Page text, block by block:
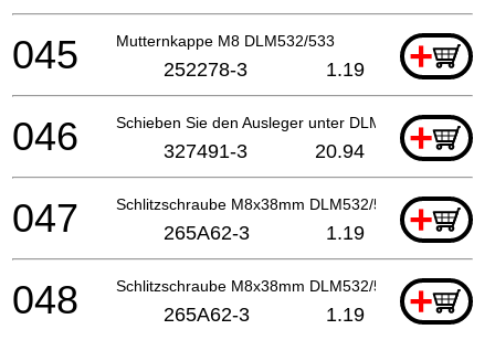
Mutternkappe M8 DLM532/533 +
045 252278-3 1.19
Schieben Sie den Ausleger unter DLM533+
046 327491-3 20.94
Schlitzschraube M8x38mm DLM532/533 +
047 265A62-3 1.19
Schlitzschraube M8x38mm DLM532/533 +
048 265A62-3 1.19